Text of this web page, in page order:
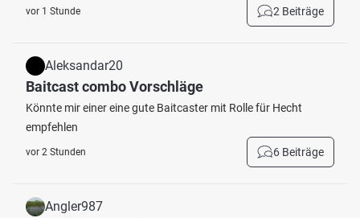
vor 1 Stunde 2 Beiträge
Aleksandar20
Baitcast combo Vorschläge
Könnte mir einer eine gute Baitcaster mit Rolle für Hecht
empfehlen
vor 2 Stunden 6 Beiträge
Angler987